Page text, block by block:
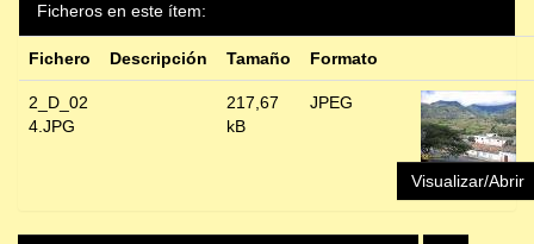
Ficheros en este ítem:
Fichero Descripción Tamaño Formato
2_D_02
4.JPG
217,67
kB
JPEG
Visualizar/Abrir